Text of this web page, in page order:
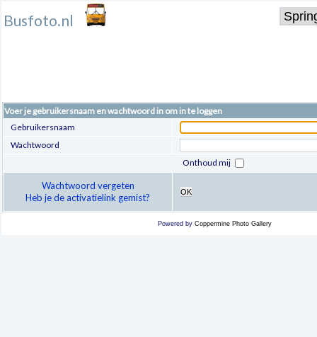
Busfoto.nl
Voer je gebruikersnaam en wachtwoord in om in te loggen
Gebruikersnaam
Wachtwoord
Onthoud mij
Wachtwoord vergeten
Heb je de activatielink gemist?
OK
Powered by Coppermine Photo Gallery